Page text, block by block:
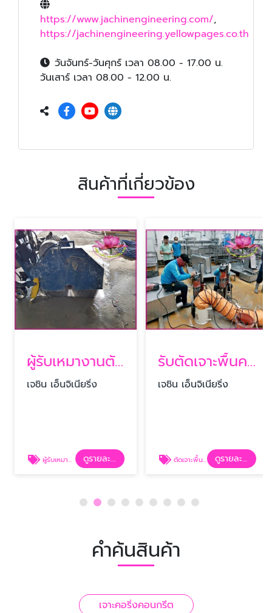
https://www.jachinengineering.com/,
https://jachinengineering.yellowpages.co.th
วันจันทร์-วันศุกร์ เวลา 08.00 - 17.00 น.
วันเสาร์ เวลา 08.00 - 12.00 น.
สินค้าที่เกี่ยวข้อง
ผู้รับเหมางานตัดคอนกรีต
เจชิน เอ็นจิเนียริ่ง
ผู้รับเหมางานตัดคอนกรีต ดูรายละเอียด
รับตัดเจาะพื้นคอนกรีต
เจชิน เอ็นจิเนียริ่ง
ตัดเจาะพื้นคอนกรีต ดูรายละเอียด
คำค้นสินค้า
เจาะคอริ่งคอนกรีต